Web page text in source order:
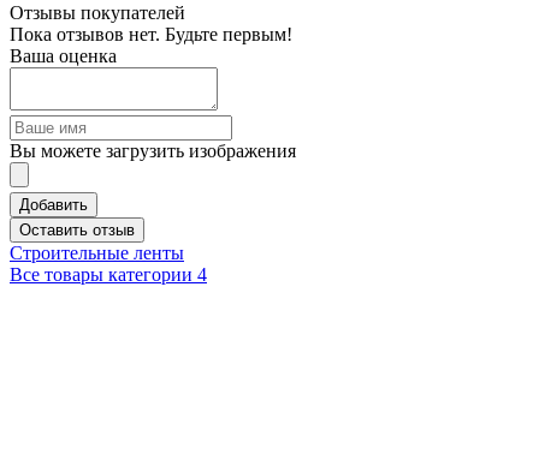
Отзывы покупателей
Пока отзывов нет. Будьте первым!
Ваша оценка
Вы можете загрузить изображения
Добавить
Оставить отзыв
Строительные ленты
Все товары категории 4